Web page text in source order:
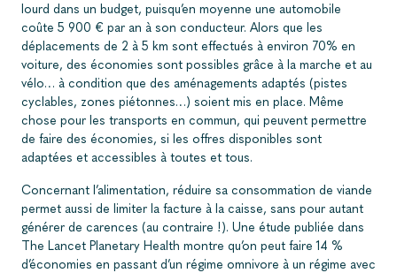
lourd dans un budget, puisqu’en moyenne une automobile
coûte 5 900 € par an à son conducteur. Alors que les
déplacements de 2 à 5 km sont effectués à environ 70% en
voiture, des économies sont possibles grâce à la marche et au
vélo… à condition que des aménagements adaptés (pistes
cyclables, zones piétonnes…) soient mis en place. Même
chose pour les transports en commun, qui peuvent permettre
de faire des économies, si les offres disponibles sont
adaptées et accessibles à toutes et tous.
Concernant l’alimentation, réduire sa consommation de viande
permet aussi de limiter la facture à la caisse, sans pour autant
générer de carences (au contraire !). Une étude publiée dans
The Lancet Planetary Health montre qu’on peut faire 14 %
d’économies en passant d’un régime omnivore à un régime avec